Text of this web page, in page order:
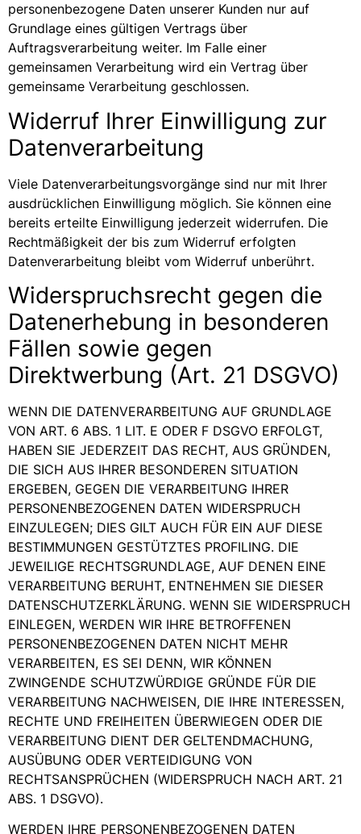
personenbezogene Daten unserer Kunden nur auf
Grundlage eines gültigen Vertrags über
Auftragsverarbeitung weiter. Im Falle einer
gemeinsamen Verarbeitung wird ein Vertrag über
gemeinsame Verarbeitung geschlossen.
Widerruf Ihrer Einwilligung zur
Datenverarbeitung
Viele Datenverarbeitungsvorgänge sind nur mit Ihrer
ausdrücklichen Einwilligung möglich. Sie können eine
bereits erteilte Einwilligung jederzeit widerrufen. Die
Rechtmäßigkeit der bis zum Widerruf erfolgten
Datenverarbeitung bleibt vom Widerruf unberührt.
Widerspruchsrecht gegen die
Datenerhebung in besonderen
Fällen sowie gegen
Direktwerbung (Art. 21 DSGVO)
WENN DIE DATENVERARBEITUNG AUF GRUNDLAGE
VON ART. 6 ABS. 1 LIT. E ODER F DSGVO ERFOLGT,
HABEN SIE JEDERZEIT DAS RECHT, AUS GRÜNDEN,
DIE SICH AUS IHRER BESONDEREN SITUATION
ERGEBEN, GEGEN DIE VERARBEITUNG IHRER
PERSONENBEZOGENEN DATEN WIDERSPRUCH
EINZULEGEN; DIES GILT AUCH FÜR EIN AUF DIESE
BESTIMMUNGEN GESTÜTZTES PROFILING. DIE
JEWEILIGE RECHTSGRUNDLAGE, AUF DENEN EINE
VERARBEITUNG BERUHT, ENTNEHMEN SIE DIESER
DATENSCHUTZERKLÄRUNG. WENN SIE WIDERSPRUCH
EINLEGEN, WERDEN WIR IHRE BETROFFENEN
PERSONENBEZOGENEN DATEN NICHT MEHR
VERARBEITEN, ES SEI DENN, WIR KÖNNEN
ZWINGENDE SCHUTZWÜRDIGE GRÜNDE FÜR DIE
VERARBEITUNG NACHWEISEN, DIE IHRE INTERESSEN,
RECHTE UND FREIHEITEN ÜBERWIEGEN ODER DIE
VERARBEITUNG DIENT DER GELTENDMACHUNG,
AUSÜBUNG ODER VERTEIDIGUNG VON
RECHTSANSPRÜCHEN (WIDERSPRUCH NACH ART. 21
ABS. 1 DSGVO).
WERDEN IHRE PERSONENBEZOGENEN DATEN